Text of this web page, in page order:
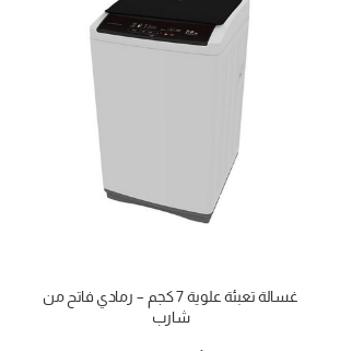
إضافة إلى السلة
غسالة تعبئة علوية 7 كجم – رمادي فاتح من
شارب